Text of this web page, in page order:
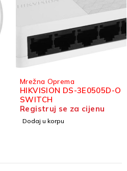
Mrežna Oprema
HIKVISION DS-3E0505D-O
SWITCH
Registruj se za cijenu
Dodaj u korpu